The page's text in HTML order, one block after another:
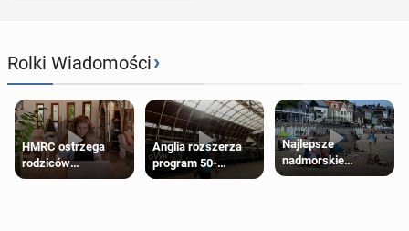
Rolki Wiadomości›
HMRC ostrzega
rodziców
pobierających Child
Anglia rozszerza
program 50-
procentowych
Najlepsze
nadmorskie
miasteczko blisko